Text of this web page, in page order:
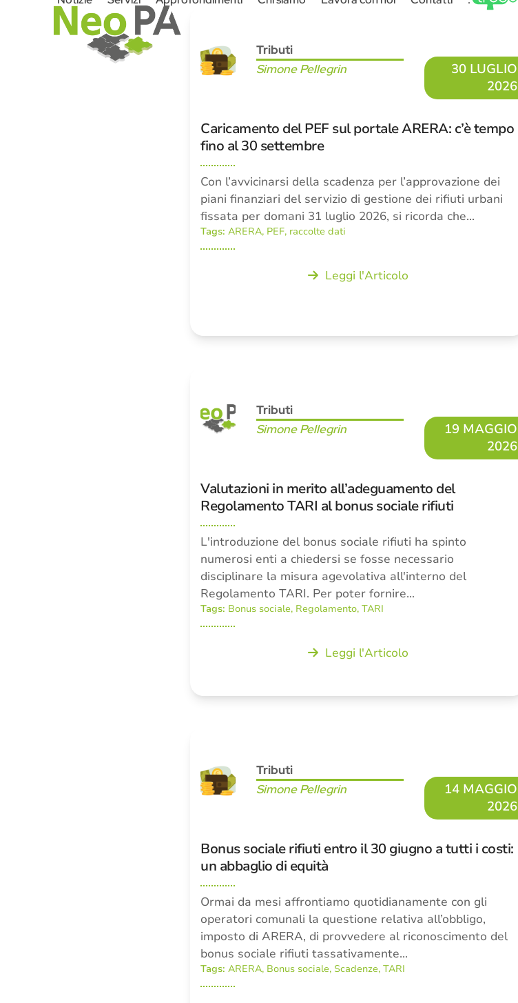
Tributi
Simone Pellegrin
30 LUGLIO
2026
Caricamento del PEF sul portale ARERA: c’è tempo
fino al 30 settembre
Con l’avvicinarsi della scadenza per l’approvazione dei
piani finanziari del servizio di gestione dei rifiuti urbani
fissata per domani 31 luglio 2026, si ricorda che…
Tags: ARERA, PEF, raccolte dati
Leggi l'Articolo
Tributi
Simone Pellegrin
19 MAGGIO
2026
Valutazioni in merito all’adeguamento del
Regolamento TARI al bonus sociale rifiuti
L'introduzione del bonus sociale rifiuti ha spinto
numerosi enti a chiedersi se fosse necessario
disciplinare la misura agevolativa all'interno del
Regolamento TARI. Per poter fornire…
Tags: Bonus sociale, Regolamento,TARI
Leggi l'Articolo
Tributi
Simone Pellegrin
14 MAGGIO
2026
Bonus sociale rifiuti entro il 30 giugno a tutti i costi:
un abbaglio di equità
Ormai da mesi affrontiamo quotidianamente con gli
operatori comunali la questione relativa all’obbligo,
imposto di ARERA, di provvedere al riconoscimento del
bonus sociale rifiuti tassativamente…
Tags: ARERA, Bonus sociale, Scadenze,TARI